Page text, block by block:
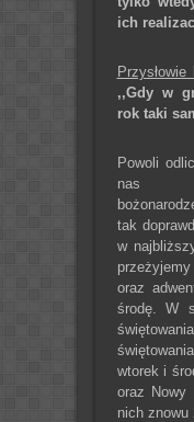
ich
,,Gdy w
rok taki
Powoli
nas
tak
w
oraz
środę. W
wtorek i
oraz Nowy
nich znowu